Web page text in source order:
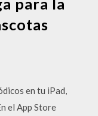
para la
en tu iPad,
el App Store